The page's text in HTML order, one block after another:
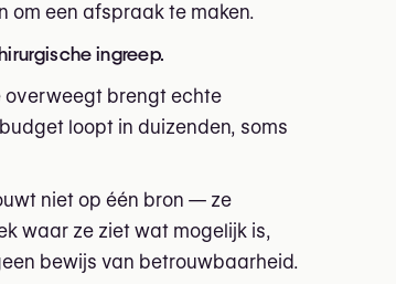
om een afspraak te maken.
ingreep.
overweegt brengt echte
loopt in duizenden, soms
niet op één bron — ze
waar ze ziet wat mogelijk is,
bewijs van betrouwbaarheid.